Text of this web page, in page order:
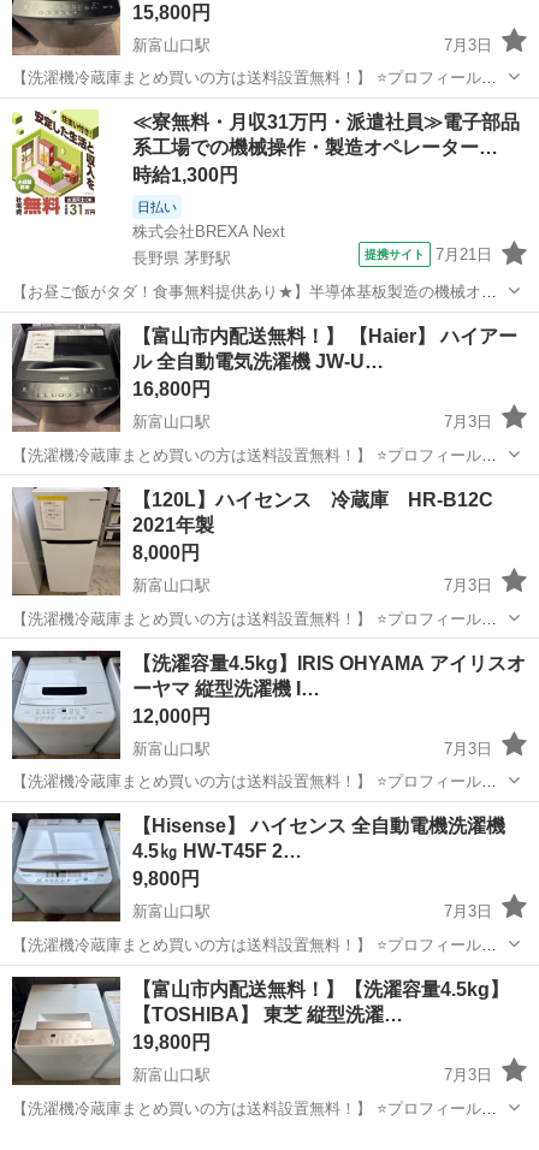
15,800円
新富山口駅
7月3日
【洗濯機冷蔵庫まとめ買いの方は送料設置無料！】 ⭐️プロフィールを
お読みになってから、ご連絡下さい！ 倉庫にスタッフ常駐しており
ません！ アポイントなしでの直接の訪問はお控えくださいませ！ ま
た隣にある大きな倉庫は別会社...
富山 富山市 新富山口駅 生活家電 階段
≪寮無料・月収31万円・派遣社員≫電子部品
系工場での機械操作・製造オペレーター…
時給1,300円
日払い
株式会社BREXA Next
長野県 茅野駅
提携サイト 7月21日
【お昼ご飯がタダ！食事無料提供あり★】半導体基板製造の機械オペ
レーターや検査作業！未経験活躍中★カップル＆友達同士の応募OK！
赴任旅費会社負担★嬉しい無料送迎◎正社員登用制度あり！マイカー
通勤OK！無料駐車場完備！《長野県茅...
長野 茅野市 茅野駅 その他
【富山市内配送無料！】 【Haier】 ハイアー
ル 全自動電気洗濯機 JW-U…
16,800円
新富山口駅
7月3日
【洗濯機冷蔵庫まとめ買いの方は送料設置無料！】 ⭐️プロフィールを
お読みになってから、ご連絡下さい！ 倉庫にスタッフ常駐しており
ません！ アポイントなしでの直接の訪問はお控えくださいませ！ ま
た隣にある大きな倉庫は別会社...
富山 富山市 新富山口駅 階段
【120L】ハイセンス 冷蔵庫 HR-B12C
2021年製
8,000円
新富山口駅
7月3日
【洗濯機冷蔵庫まとめ買いの方は送料設置無料！】 ⭐️プロフィールを
お読みになってから、ご連絡下さい！ 倉庫にスタッフ常駐しており
ません！ アポイントなしでの直接の訪問はお控えくださいませ！ ま
た隣にある大きな倉庫は別会社...
富山 富山市 新富山口駅 生活家電
【洗濯容量4.5kg】IRIS OHYAMA アイリスオ
ーヤマ 縦型洗濯機 I…
12,000円
新富山口駅
7月3日
【洗濯機冷蔵庫まとめ買いの方は送料設置無料！】 ⭐️プロフィールを
お読みになってから、ご連絡下さい！ 倉庫にスタッフ常駐しており
ません！ アポイントなしでの直接の訪問はお控えくださいませ！ ま
た隣にある大きな倉庫は別会社...
富山 富山市 新富山口駅 生活家電 IRIS
【Hisense】 ハイセンス 全自動電機洗濯機
4.5㎏ HW-T45F 2…
9,800円
新富山口駅
7月3日
【洗濯機冷蔵庫まとめ買いの方は送料設置無料！】 ⭐️プロフィールを
お読みになってから、ご連絡下さい！ 倉庫にスタッフ常駐しており
ません！ アポイントなしでの直接の訪問はお控えくださいませ！ ま
た隣にある大きな倉庫は別会社...
富山 富山市 新富山口駅 生活家電 Hisense
【富山市内配送無料！】【洗濯容量4.5kg】
【TOSHIBA】 東芝 縦型洗濯…
19,800円
新富山口駅
7月3日
【洗濯機冷蔵庫まとめ買いの方は送料設置無料！】 ⭐️プロフィールを